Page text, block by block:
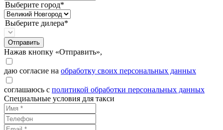
Выберите город*
Выберите дилера*
Отправить
Нажав кнопку «Отправить»,
даю согласие на обработку своих персональных данных
соглашаюсь с политикой обработки персональных данных
Специальные условия для такси